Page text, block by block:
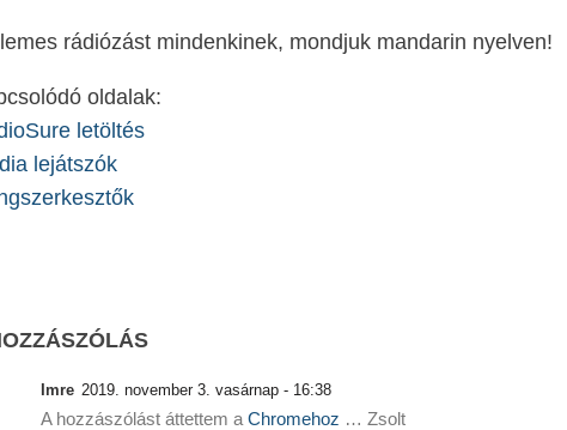
rádiózást mindenkinek, mondjuk mandarin nyelven!
oldalak:
letöltés
lejátszók
Imre 2019. november 3. vasárnap - 16:38
A hozzászólást áttettem a Chromehoz … Zsolt